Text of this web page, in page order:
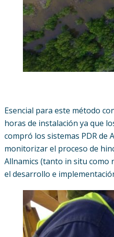
Esencial para este método
horas de instalación ya que
compró los sistemas PDR de
monitorizar el proceso de
Allnamics (tanto in situ como
el desarrollo e